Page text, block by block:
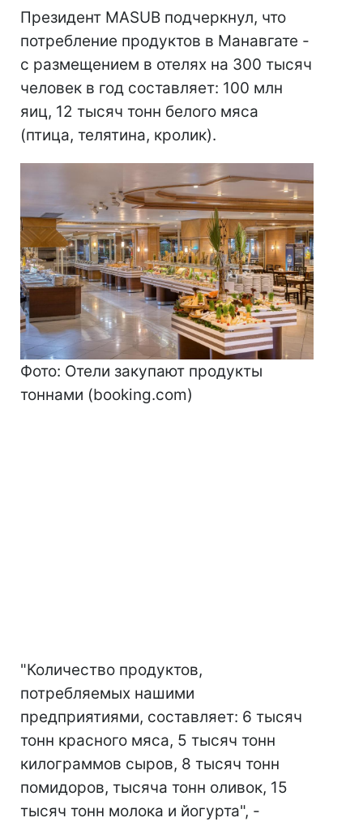
Президент MASUB подчеркнул, что
потребление продуктов в Манавгате -
с размещением в отелях на 300 тысяч
человек в год составляет: 100 млн
яиц, 12 тысяч тонн белого мяса
(птица, телятина, кролик).
Фото: Отели закупают продукты
тоннами (booking.com)
"Количество продуктов,
потребляемых нашими
предприятиями, составляет: 6 тысяч
тонн красного мяса, 5 тысяч тонн
килограммов сыров, 8 тысяч тонн
помидоров, тысяча тонн оливок, 15
тысяч тонн молока и йогурта", -